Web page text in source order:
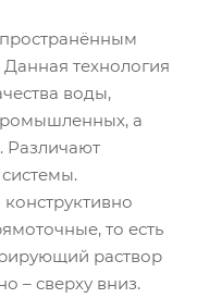
технология
воды,
а
Различают
то есть
раствор
– сверху вниз.